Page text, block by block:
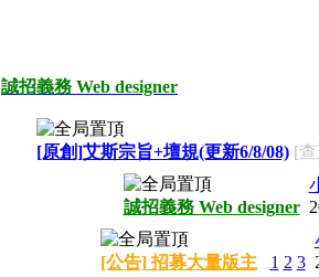
誠招義務 Web designer
[原創]艾斯宗旨+壇規(更新6/8/08) [
誠招義務 Web designer
[公告] 招募大量版主 1 2 3